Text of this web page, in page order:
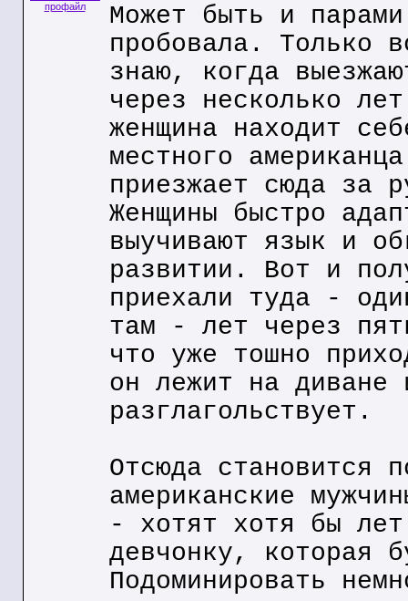
профайл
Может быть и
пробовала. Только
знаю, когда
через несколько
женщина находит
местного
приезжает сюда за
Женщины быстро
выучивают язык и
развитии. Вот и
приехали туда -
там - лет через
что уже тошно
он лежит на диване
разглагольствует.
Отсюда становится
американские
- хотят хотя бы
девчонку, которая
Подоминировать